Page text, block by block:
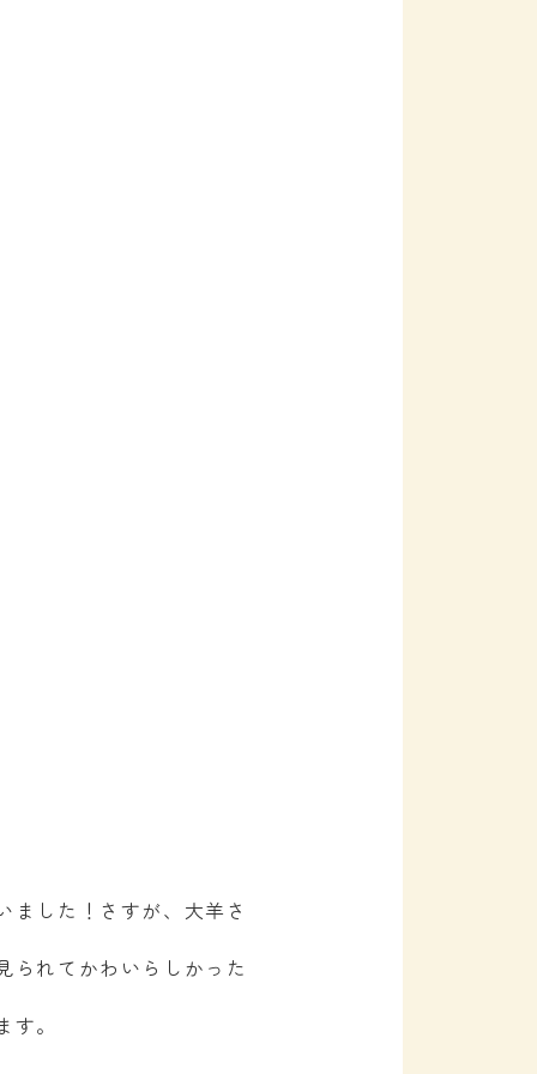
ました！さすが、大羊さ
られてかわいらしかった
。